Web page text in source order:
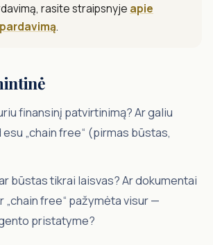
rasite straipsnyje apie
.
finansinį patvirtinimą? Ar galiu
„chain free“ (pirmas būstas,
būstas tikrai laisvas? Ar dokumentai
„chain free“ pažymėta visur —
pristatyme?